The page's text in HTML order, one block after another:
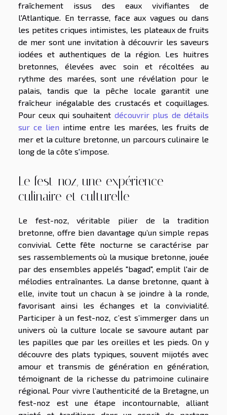
fraîchement issus des eaux vivifiantes de
l'Atlantique. En terrasse, face aux vagues ou dans
les petites criques intimistes, les plateaux de fruits
de mer sont une invitation à découvrir les saveurs
iodées et authentiques de la région. Les huitres
bretonnes, élevées avec soin et récoltées au
rythme des marées, sont une révélation pour le
palais, tandis que la pêche locale garantit une
fraîcheur inégalable des crustacés et coquillages.
Pour ceux qui souhaitent découvrir plus de détails
sur ce lien intime entre les marées, les fruits de
mer et la culture bretonne, un parcours culinaire le
long de la côte s'impose.
Le fest-noz, une expérience
culinaire et culturelle
Le fest-noz, véritable pilier de la tradition
bretonne, offre bien davantage qu’un simple repas
convivial. Cette fête nocturne se caractérise par
ses rassemblements où la musique bretonne, jouée
par des ensembles appelés "bagad", emplit l'air de
mélodies entraînantes. La danse bretonne, quant à
elle, invite tout un chacun à se joindre à la ronde,
favorisant ainsi les échanges et la convivialité.
Participer à un fest-noz, c’est s’immerger dans un
univers où la culture locale se savoure autant par
les papilles que par les oreilles et les pieds. On y
découvre des plats typiques, souvent mijotés avec
amour et transmis de génération en génération,
témoignant de la richesse du patrimoine culinaire
régional. Pour vivre l’authenticité de la Bretagne, un
fest-noz est une étape incontournable, alliant